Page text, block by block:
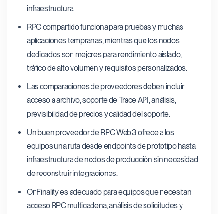
infraestructura.
RPC compartido funciona para pruebas y muchas
aplicaciones tempranas, mientras que los nodos
dedicados son mejores para rendimiento aislado,
tráfico de alto volumen y requisitos personalizados.
Las comparaciones de proveedores deben incluir
acceso a archivo, soporte de Trace API, análisis,
previsibilidad de precios y calidad del soporte.
Un buen proveedor de RPC Web3 ofrece a los
equipos una ruta desde endpoints de prototipo hasta
infraestructura de nodos de producción sin necesidad
de reconstruir integraciones.
OnFinality es adecuado para equipos que necesitan
acceso RPC multicadena, análisis de solicitudes y